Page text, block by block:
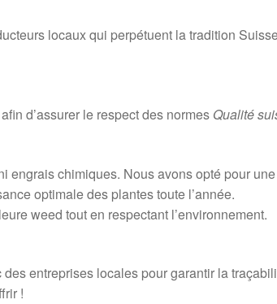
locaux qui perpétuent la tradition
d’assurer le respect des normes Qualité
chimiques. Nous avons opté pour
optimale des plantes toute l’année.
weed tout en respectant l’environnement.
entreprises locales pour garantir la
!